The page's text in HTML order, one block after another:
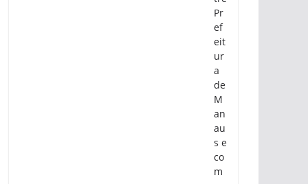
Pr
ef
eit
ur
a
de
M
an
au
s e
co
m